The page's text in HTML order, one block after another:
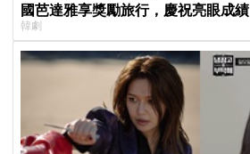
國芭達雅享獎勵旅行，慶祝亮眼成績
韓劇